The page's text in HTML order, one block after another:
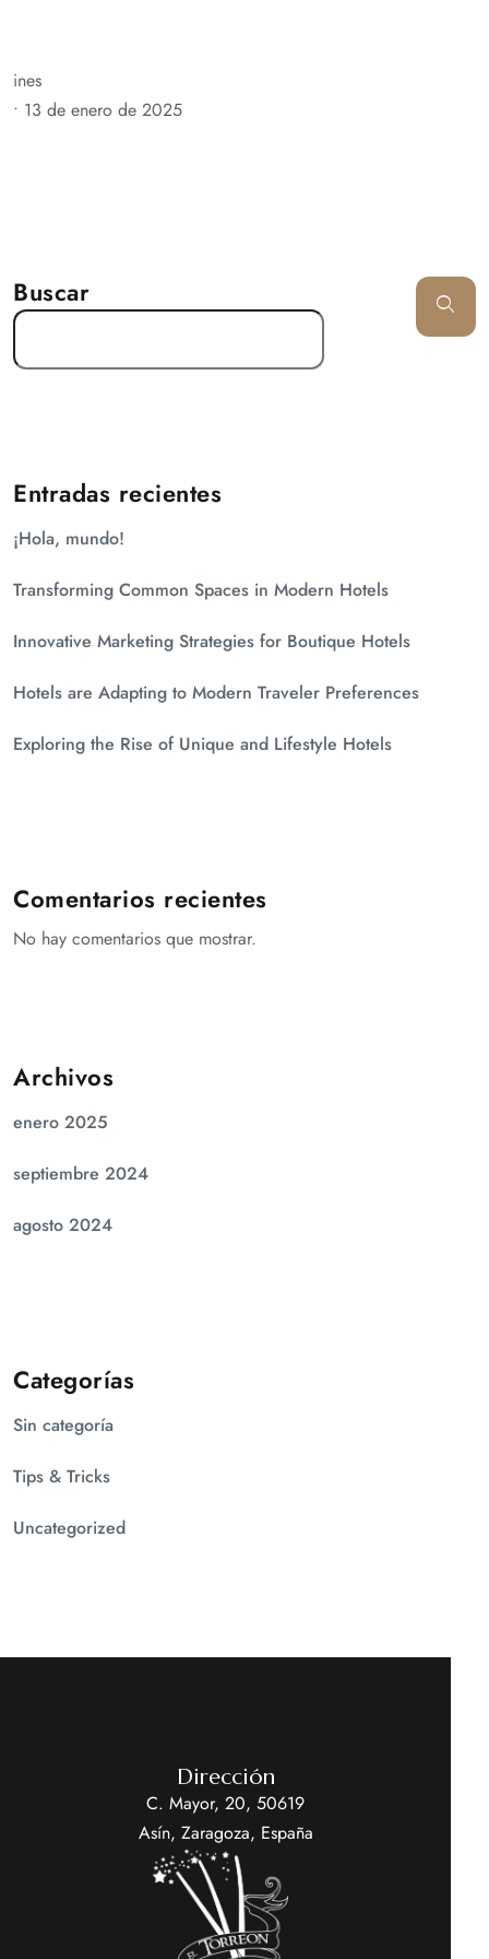
ines
• 13 de enero de 2025
Buscar
Entradas recientes
¡Hola, mundo!
Transforming Common Spaces in Modern Hotels
Innovative Marketing Strategies for Boutique Hotels
Hotels are Adapting to Modern Traveler Preferences
Exploring the Rise of Unique and Lifestyle Hotels
Comentarios recientes
No hay comentarios que mostrar.
Archivos
enero 2025
septiembre 2024
agosto 2024
Categorías
Sin categoría
Tips & Tricks
Uncategorized
Dirección
C. Mayor, 20, 50619
Asín, Zaragoza, España